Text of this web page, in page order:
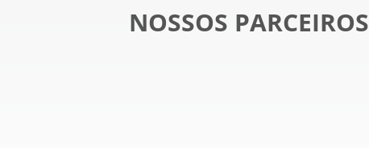
NOSSOS PARCEIROS